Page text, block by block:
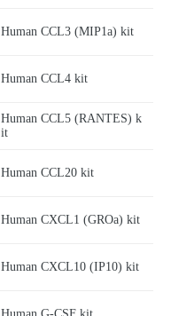
Human CCL3 (MIP1a) kit
Human CCL4 kit
Human CCL5 (RANTES) k
it
Human CCL20 kit
Human CXCL1 (GROa) kit
Human CXCL10 (IP10) kit